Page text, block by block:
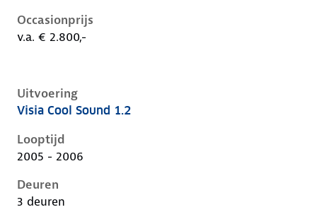
Occasionprijs
v.a. € 2.800,-
Uitvoering
Nissan Micra iii-k12-1e-facelift, 1.2, 59 kW, Benzine,
Visia Cool Sound 1.2
Looptijd
2005 - 2006
Deuren
3 deuren